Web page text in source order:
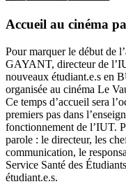
Accueil au cinéma
Pour marquer le début de
GAYANT, directeur de
nouveaux étudiant.e.s en
organisée au cinéma Le
Ce temps d’accueil sera
premiers pas dans
fonctionnement de l’IUT.
parole : le directeur, les
communication, le
Service Santé des
étudiant.e.s.